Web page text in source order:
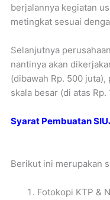
berjalannya kegiatan
metingkat sesuai
Selanjutnya
nantinya akan
(dibawah Rp. 500
skala besar (di atas Rp.
Syarat Pembuatan
Berikut ini merupakan
Fotokopi KTP &